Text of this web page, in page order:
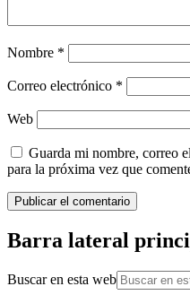
Nombre *
Correo electrónico *
Web
Guarda mi nombre, correo
para la próxima vez que
Barra lateral
Buscar en esta web